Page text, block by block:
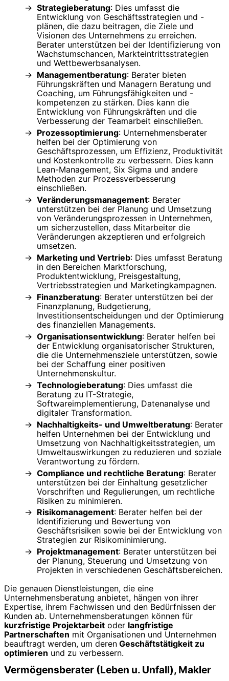
Strategieberatung: Dies umfasst die
Entwicklung von Geschäftsstrategien und -
plänen, die dazu beitragen, die Ziele und
Visionen des Unternehmens zu erreichen.
Berater unterstützen bei der Identifizierung von
Wachstumschancen, Markteintrittsstrategien
und Wettbewerbsanalysen.
Managementberatung: Berater bieten
Führungskräften und Managern Beratung und
Coaching, um Führungsfähigkeiten und -
kompetenzen zu stärken. Dies kann die
Entwicklung von Führungskräften und die
Verbesserung der Teamarbeit einschließen.
Prozessoptimierung: Unternehmensberater
helfen bei der Optimierung von
Geschäftsprozessen, um Effizienz, Produktivität
und Kostenkontrolle zu verbessern. Dies kann
Lean-Management, Six Sigma und andere
Methoden zur Prozessverbesserung
einschließen.
Veränderungsmanagement: Berater
unterstützen bei der Planung und Umsetzung
von Veränderungsprozessen in Unternehmen,
um sicherzustellen, dass Mitarbeiter die
Veränderungen akzeptieren und erfolgreich
umsetzen.
Marketing und Vertrieb: Dies umfasst Beratung
in den Bereichen Marktforschung,
Produktentwicklung, Preisgestaltung,
Vertriebsstrategien und Marketingkampagnen.
Finanzberatung: Berater unterstützen bei der
Finanzplanung, Budgetierung,
Investitionsentscheidungen und der Optimierung
des finanziellen Managements.
Organisationsentwicklung: Berater helfen bei
der Entwicklung organisatorischer Strukturen,
die die Unternehmensziele unterstützen, sowie
bei der Schaffung einer positiven
Unternehmenskultur.
Technologieberatung: Dies umfasst die
Beratung zu IT-Strategie,
Softwareimplementierung, Datenanalyse und
digitaler Transformation.
Nachhaltigkeits- und Umweltberatung: Berater
helfen Unternehmen bei der Entwicklung und
Umsetzung von Nachhaltigkeitsstrategien, um
Umweltauswirkungen zu reduzieren und soziale
Verantwortung zu fördern.
Compliance und rechtliche Beratung: Berater
unterstützen bei der Einhaltung gesetzlicher
Vorschriften und Regulierungen, um rechtliche
Risiken zu minimieren.
Risikomanagement: Berater helfen bei der
Identifizierung und Bewertung von
Geschäftsrisiken sowie bei der Entwicklung von
Strategien zur Risikominimierung.
Projektmanagement: Berater unterstützen bei
der Planung, Steuerung und Umsetzung von
Projekten in verschiedenen Geschäftsbereichen.
Die genauen Dienstleistungen, die eine
Unternehmensberatung anbietet, hängen von ihrer
Expertise, ihrem Fachwissen und den Bedürfnissen der
Kunden ab. Unternehmensberatungen können für
kurzfristige Projektarbeit oder langfristige
Partnerschaften mit Organisationen und Unternehmen
beauftragt werden, um deren Geschäftstätigkeit zu
optimieren und zu verbessern.
Vermögensberater (Leben u. Unfall), Makler